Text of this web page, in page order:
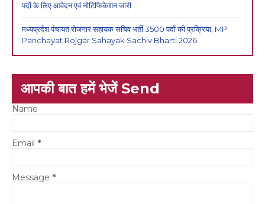
पदों के लिए आवेदन एवं नोटिफिकेशन जारी
मध्यप्रदेश पंचायत रोजगार सहायक सचिव भर्ती 3500 पदों की प्रक्रिया, MP
Panchayat Rojgar Sahayak Sachiv Bharti 2026
आपकी बात हमें भेजें Send
Name
Email *
Message *